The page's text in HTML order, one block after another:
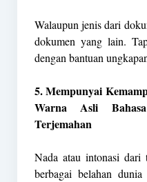
Walaupun jenis dari
dokumen yang lain.
dengan bantuan
5. Mempunyai
Warna Asli
Terjemahan
Nada atau intonasi dari
berbagai belahan